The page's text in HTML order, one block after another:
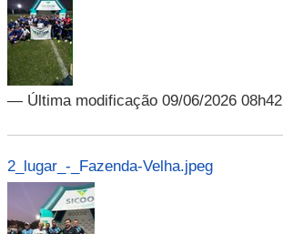
— Última modificação 09/06/2026 08h42
2_lugar_-_Fazenda-Velha.jpeg